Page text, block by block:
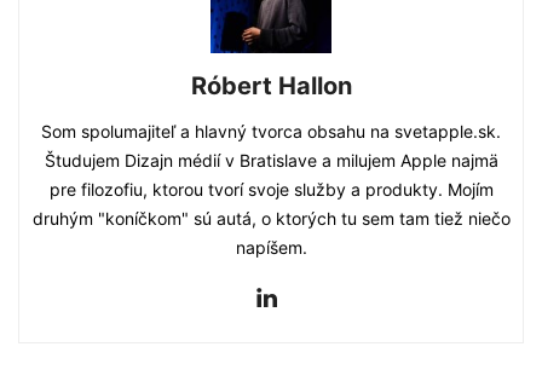
Róbert Hallon
Som spolumajiteľ a hlavný tvorca obsahu na svetapple.sk.
Študujem Dizajn médií v Bratislave a milujem Apple najmä
pre filozofiu, ktorou tvorí svoje služby a produkty. Mojím
druhým "koníčkom" sú autá, o ktorých tu sem tam tiež niečo
napíšem.